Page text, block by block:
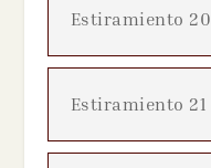
Estiramiento 20
Estiramiento 21